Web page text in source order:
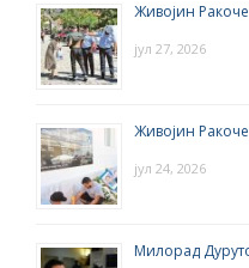
Живојин
јул 27, 2026
Живојин
јул 24, 2026
Милорад